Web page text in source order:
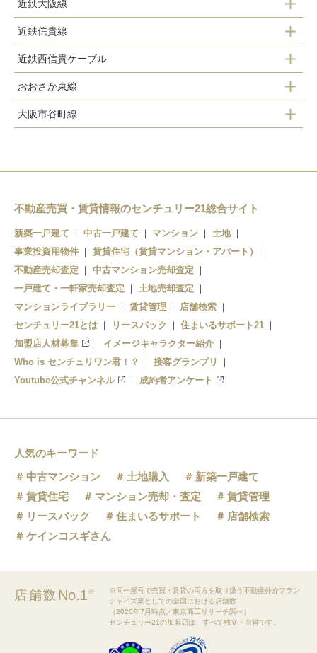
志紀駅
八尾駅
久宝寺駅
近鉄大阪線
久宝寺口駅
近鉄八尾駅
河内山本駅
近鉄信貴線
河内山本駅
服部川駅
信貴山口駅
近鉄西信貴ケーブル
信貴山口駅
高安山駅
おおさか東線
久宝寺駅
大阪市谷町線
不動産売買・賃貸情報のセンチュリー21総合サイト
新築一戸建て 中古一戸建て マンション
土地
事業投資用物件
賃貸住宅（賃貸マンション・アパート）
不動産売却査定
中古マンション売却査定
一戸建て・一軒家売却査定
土地売却査定
マンションライブラリー
賃貸管理
店舗検索
センチュリー21とは
リースバック
住まいるサポート21
加盟店人材募集
イメージキャラクター紹介
Who is センチュリワン君！？
接客グランプリ
Youtube公式チャンネル
成約者アンケート
人気のキーワード
中古マンション
土地購入
新築一戸建て
賃貸住宅
マンション売却・査定
賃貸管理
リースバック
住まいるサポート
店舗検索
ケインコスギさん
店舗数 No.1※
※同一屋号で売買・賃貸の両方を取り扱う不動産仲介フラン
チャイズ業としての全国における店舗数
（2026年7月時点／東京商工リサーチ調べ）
センチュリー21の加盟店は、すべて独立・自営です。